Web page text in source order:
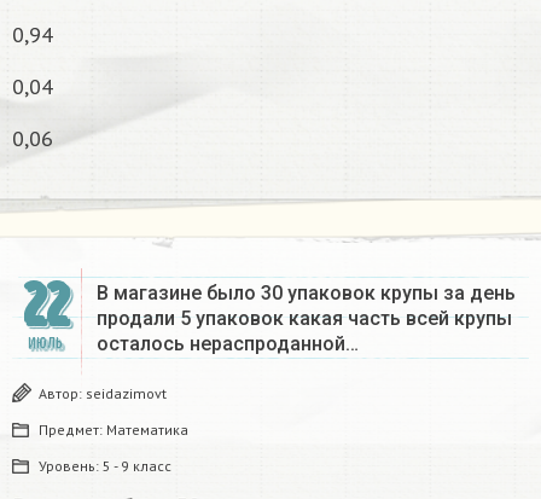
0,94
0,04
0,06
22
ИЮЛЬ
В магазине было 30 упаковок крупы за день
продали 5 упаковок какая часть всей крупы
осталось нераспроданной…
Автор: seidazimovt
Предмет: Математика
Уровень: 5 - 9 класс